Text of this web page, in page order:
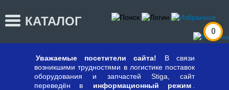
КАТАЛОГ
0
Уважаемые посетители сайта!
В связи
возникшими трудностями в логистике поставок
оборудования и запчастей Stiga, сайт
переведён в
информационный режим